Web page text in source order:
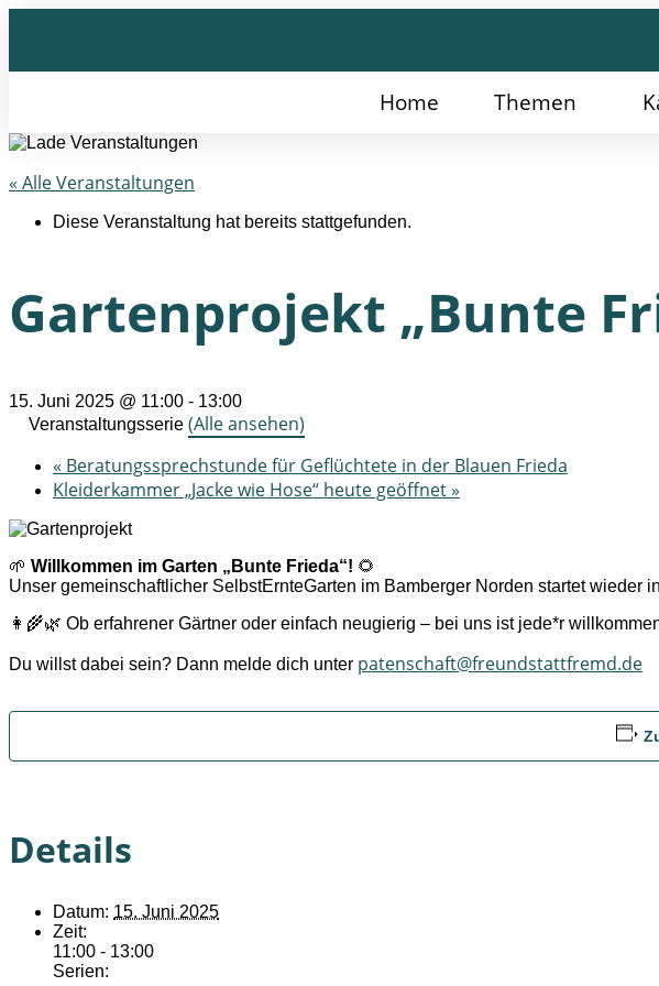
Home Themen
« Alle Veranstaltungen
Diese Veranstaltung hat bereits stattgefunden.
Gartenprojekt „Bunte
15. Juni 2025 @ 11:00 - 13:00
Veranstaltungsserie (Alle ansehen)
« Beratungssprechstunde für Geflüchtete in der Blauen Frieda
Kleiderkammer „Jacke wie Hose“ heute geöffnet»
🌱 Willkommen im Garten „Bunte Frieda“! 🌻
Unser gemeinschaftlicher SelbstErnteGarten im Bamberger Norden startet wieder
👩‍🌾🌿 Ob erfahrener Gärtner oder einfach neugierig – bei uns ist jede*r
Du willst dabei sein? Dann melde dich unter patenschaft@freundstattfremd.de
Details
Datum: 15. Juni 2025
Zeit:
11:00 - 13:00
Serien: